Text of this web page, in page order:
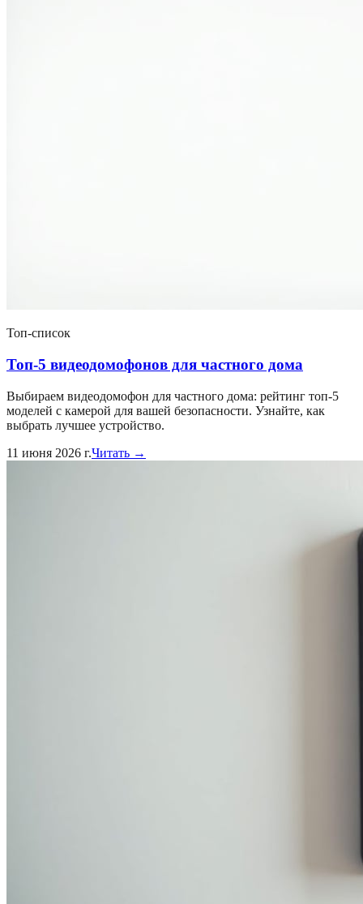
Топ-список
Топ-5 видеодомофонов для частного дома
Выбираем видеодомофон для частного дома: рейтинг топ-5
моделей с камерой для вашей безопасности. Узнайте, как
выбрать лучшее устройство.
11 июня 2026 г.Читать →